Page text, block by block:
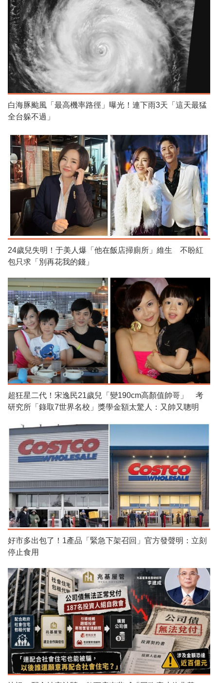
白海豚颱風「最高機率路徑」曝光！連下雨3天「這天最猛
全台躲不過」
24歲兒失明！于美人爆「他在飯店掃廁所」維生 不盼紅
包只求「別再花我的錢」
超狂星二代！宋逸民21歲兒「變190cm高顏值帥哥」 考
研究所「錄取7世界名校」獎學金額太驚人：又帥又聰明
好市多出包了！1產品「緊急下架召回」官方發聲明：立刻
停止食用